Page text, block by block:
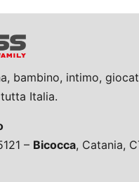
bambino, intimo,
Italia.
– Bicocca, Catania,